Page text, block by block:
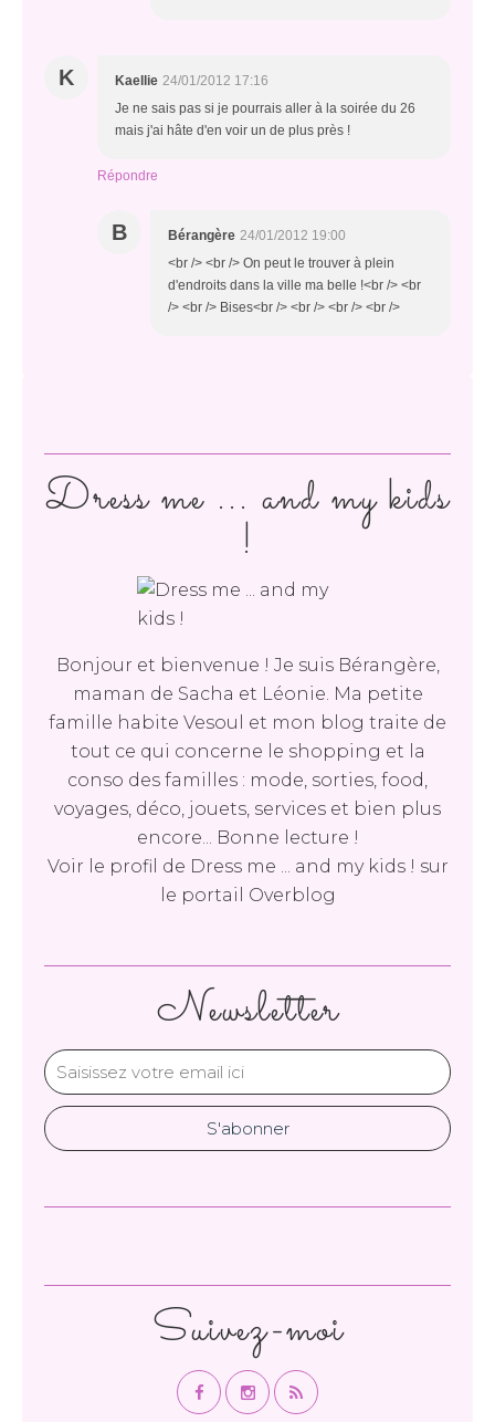
K Kaellie 24/01/2012 17:16
Je ne sais pas si je pourrais aller à la soirée du 26
mais j'ai hâte d'en voir un de plus près !
Répondre
B Bérangère 24/01/2012 19:00
<br /> <br /> On peut le trouver à plein
d'endroits dans la ville ma belle !<br /> <br
/> <br /> Bises<br /> <br /> <br /> <br />
Newsletter
Dress me ... and my kids
!
Bonjour et bienvenue ! Je suis Bérangère,
maman de Sacha et Léonie. Ma petite
famille habite Vesoul et mon blog traite de
tout ce qui concerne le shopping et la
conso des familles : mode, sorties, food,
voyages, déco, jouets, services et bien plus
encore... Bonne lecture !
Voir le profil de Dress me ... and my kids ! sur
le portail Overblog
Suivez-moi